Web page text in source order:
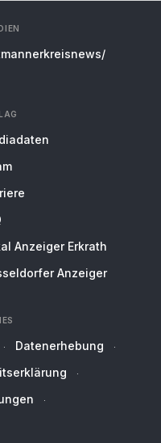
Anzeiger Erkrath
Anzeiger
Datenerhebung